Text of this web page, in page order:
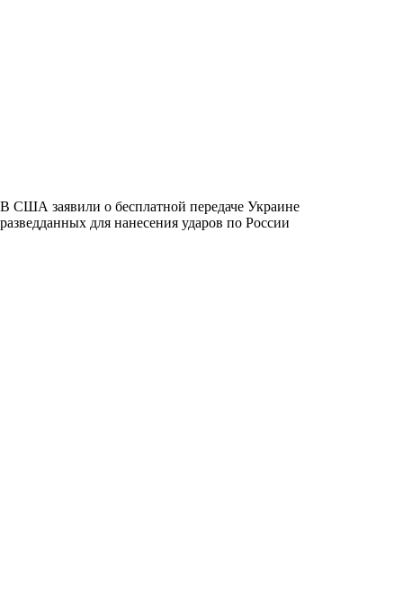
В США заявили о бесплатной передаче Украине
разведданных для нанесения ударов по России